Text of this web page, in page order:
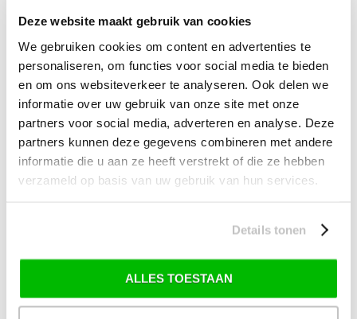
Deze website maakt gebruik van cookies
We gebruiken cookies om content en advertenties te
personaliseren, om functies voor social media te bieden
en om ons websiteverkeer te analyseren. Ook delen we
informatie over uw gebruik van onze site met onze
partners voor social media, adverteren en analyse. Deze
partners kunnen deze gegevens combineren met andere
informatie die u aan ze heeft verstrekt of die ze hebben
verzameld op basis van uw gebruik van hun services.
Details tonen
ALLES TOESTAAN
SALE Wintersport
SALE Schaatsen
VERZENDKOSTEN: € 8,99
(bij verzending via Pakketdienst tot 10 kg)*
Kijk hier voor de ruilen-retourneren procedure
Waar is ons bedrijf gevestigd?
Drentse Poort 7